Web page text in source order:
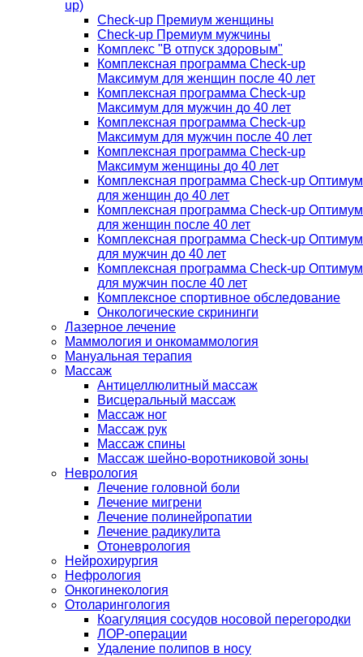
up)
Check-up Премиум женщины
Check-up Премиум мужчины
Комплекс "В отпуск здоровым"
Комплексная программа Check-up
Максимум для женщин после 40 лет
Комплексная программа Check-up
Максимум для мужчин до 40 лет
Комплексная программа Check-up
Максимум для мужчин после 40 лет
Комплексная программа Check-up
Максимум женщины до 40 лет
Комплексная программа Check-up Оптимум
для женщин до 40 лет
Комплексная программа Check-up Оптимум
для женщин после 40 лет
Комплексная программа Check-up Оптимум
для мужчин до 40 лет
Комплексная программа Check-up Оптимум
для мужчин после 40 лет
Комплексное спортивное обследование
Онкологические скрининги
Лазерное лечение
Маммология и онкомаммология
Мануальная терапия
Массаж
Антицеллюлитный массаж
Висцеральный массаж
Массаж ног
Массаж рук
Массаж спины
Массаж шейно-воротниковой зоны
Неврология
Лечение головной боли
Лечение мигрени
Лечение полинейропатии
Лечение радикулита
Отоневрология
Нейрохирургия
Нефрология
Онкогинекология
Отоларингология
Коагуляция сосудов носовой перегородки
ЛОР-операции
Удаление полипов в носу